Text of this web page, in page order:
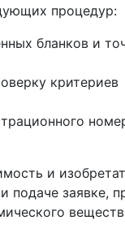
процедур:
бланков и
критериев
и
подаче заявке,